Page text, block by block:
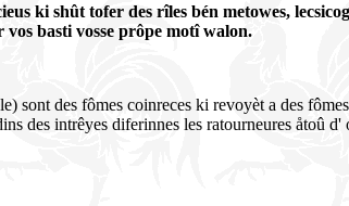
ki shût tofer des rîles bén metowes,
vos basti vosse prôpe motî walon.
sont des fômes coinreces ki revoyèt a des
des intrêyes diferinnes les ratourneures åtoû